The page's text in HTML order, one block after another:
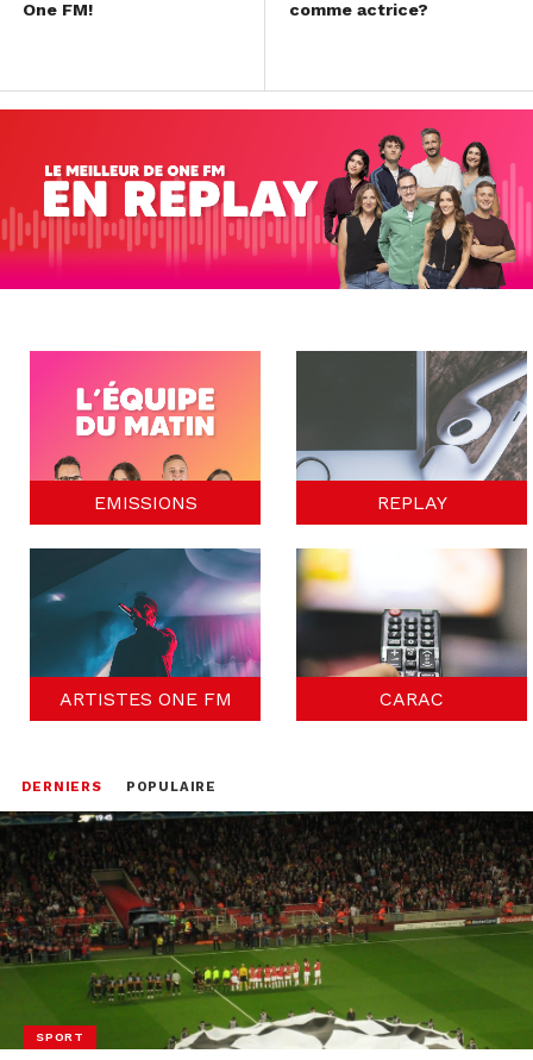
One FM!
comme actrice?
EMISSIONS REPLAY
ARTISTES ONE FM CARAC
DERNIERS POPULAIRE
SPORT